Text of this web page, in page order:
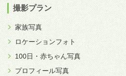
撮影プラン
家族写真
ロケーションフォト
100日・赤ちゃん写真
プロフィール写真